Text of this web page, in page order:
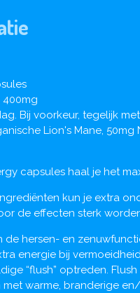
400mg
Bij voorkeur, tegelijk
Lion's Mane,
capsules haal je het
kun je extra
de effecten sterk
de hersen- en
energie bij
“flush” optreden.
warme, branderige